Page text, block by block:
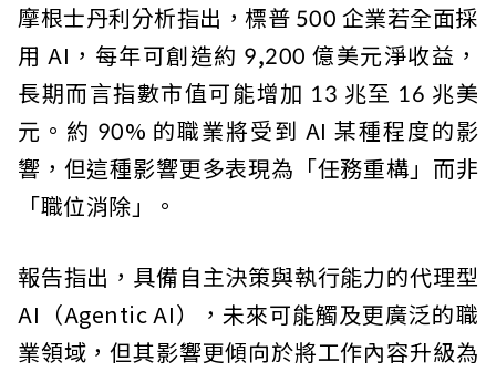
摩根士丹利分析指出，標普 500 企業若全面採
用 AI，每年可創造約 9,200 億美元淨收益，
長期而言指數市值可能增加 13 兆至 16 兆美
元。約 90% 的職業將受到 AI 某種程度的影
響，但這種影響更多表現為「任務重構」而非
「職位消除」。
報告指出，具備自主決策與執行能力的代理型
AI（Agentic AI），未來可能觸及更廣泛的職
業領域，但其影響更傾向於將工作內容升級為